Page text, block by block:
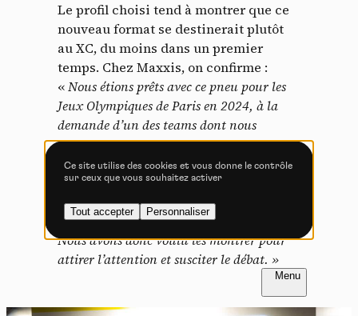
FR NL
Le profil choisi tend à montrer que ce
nouveau format se destinerait plutôt
au XC, du moins dans un premier
temps. Chez Maxxis, on confirme :
«Nous étions prêts avec ce pneu pour les
Jeux Olympiques de Paris en 2024, à la
demande d’un des teams dont nous
sommes partenaires. Mais d’autres
équipements n’étaient pas prêts par contre,
et cela ne s’est pas fait. Cela fait un an que
nous avons ces pneus en stock, et nous
pensons qu’il y a quelque chose à explorer.
Nous avons donc voulu les montrer pour
attirer l’attention et susciter le débat. »
Vidéos
Les services de partage de vidéo permettent d'enrichir
le site de contenu multimédia et augmentent sa
visibilité.
Vimeo interdit -Ce service peut déposer
Autoriser Interdire
YouTube interdit -
déposer 4 cookies.
Autoriser Interdire
Ce site utilise des cookies et vous donne le contrôle
sur ceux que vous souhaitez activer
Tout accepter Personnaliser